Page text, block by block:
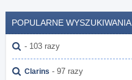
POPULARNE WYSZUKIWANIA
- 103 razy
Clarins - 97 razy